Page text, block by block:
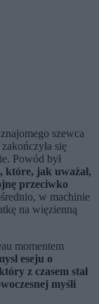
szewca
się
Powód był
które, jak uważał,
przeciwko
w machinie
na więzienną
momentem
eseju o
z czasem stał
myśli